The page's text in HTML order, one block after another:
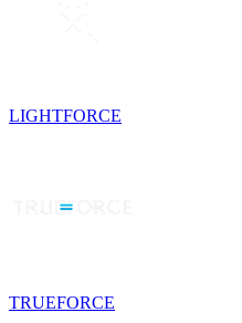
LIGHTFORCE
TRUEFORCE